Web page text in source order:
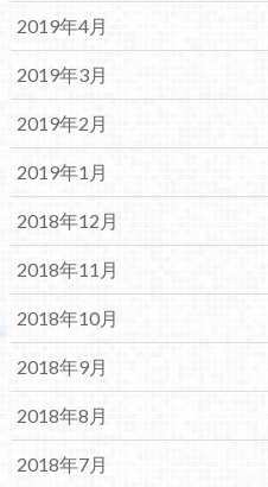
2019年4月
2019年3月
2019年2月
2019年1月
2018年12月
2018年11月
2018年10月
2018年9月
2018年8月
2018年7月